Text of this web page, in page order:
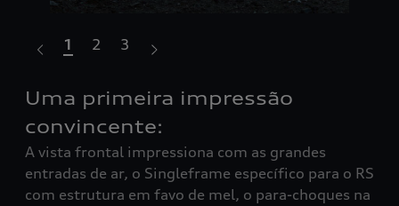
Uma primeira impressão
convincente:
A vista frontal impressiona com as grandes
entradas de ar, o Singleframe específico para o RS
com estrutura em favo de mel, o para-choques na
1 2 3